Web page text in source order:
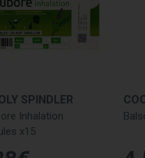
des
sont essentiels
à votre routine de
: Les sprays nasaux
nasaux salins
Allergiques
: Les
SPINDLER
Inhalation
x15